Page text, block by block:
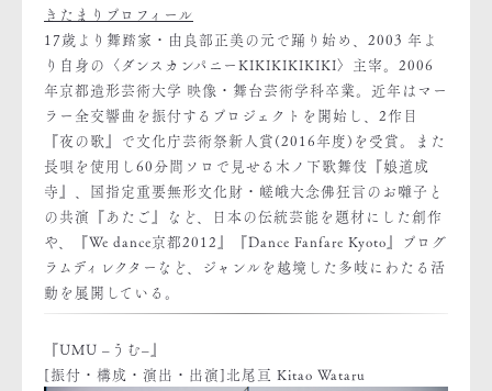
きたまりプロフィール
17歳より舞踏家・由良部正美の元で踊り始め、2003 年よ
り自身の〈ダンスカンパニーKIKIKIKIKIKI〉主宰。2006
年京都造形芸術大学 映像・舞台芸術学科卒業。近年はマー
ラー全交響曲を振付するプロジェクトを開始し、2作目
『夜の歌』で文化庁芸術祭新人賞(2016年度)を受賞。また
長唄を使用し60分間ソロで見せる木ノ下歌舞伎『娘道成
寺』、国指定重要無形文化財・嵯峨大念佛狂言のお囃子と
の共演『あたご』など、日本の伝統芸能を題材にした創作
や、『We dance京都2012』『Dance Fanfare Kyoto』プログ
ラムディレクターなど、ジャンルを越境した多岐にわたる活
動を展開している。
『UMU –うむ–』
[振付・構成・演出・出演]北尾亘 Kitao Wataru